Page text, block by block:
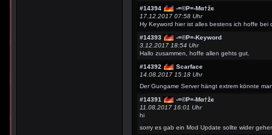
#14394
-=©P=-Мα†žє
17.12.2017 07:58 Uhr
Hy Keyword hier ist alles bestens ich hoffe bei
#14393
-=©P=-Keyword
3.12.2017 18:54 Uhr
Hallo zusammen, hoffe allen gehts gut.
#14392
Scarface
14.08.2017 15:18 Uhr
Der Gungame Server hängt extrem könnte
#14391
-=©P=-Мα†žє
11.08.2017 16:01 Uhr
hi
sorry es gab ein Mod Update sollte wider